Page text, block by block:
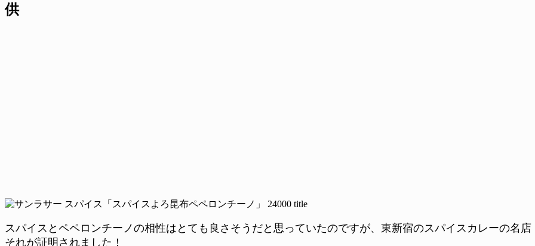
供
スパイスとペペロンチーノの相性はとても良さそうだと思っていたのですが、東新宿のスパイスカレーの名
それが証明されました！